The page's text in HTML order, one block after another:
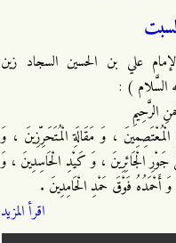
علي بن الحسين السجاد زين
السَّلام ) :
الرَّحِيمِ
الْمُعْتَصِمِينَ ، وَ مَقَالَةِ الْمُتَحَرِّزِينَ ، وَ
جَوْرِ الْجَائِرِينَ ، وَ كَيْدِ الْحَاسِدِينَ ، وَ
وَ أَحْمَدُهُ فَوْقَ حَمْدِ الْحَامِدِينَ .
اقرأ المزيد